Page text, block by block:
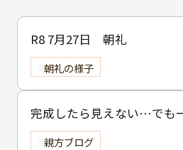
R8 7月27日 朝礼
朝礼の様子
完成したら見えない…でも
は下塗りです
親方ブログ